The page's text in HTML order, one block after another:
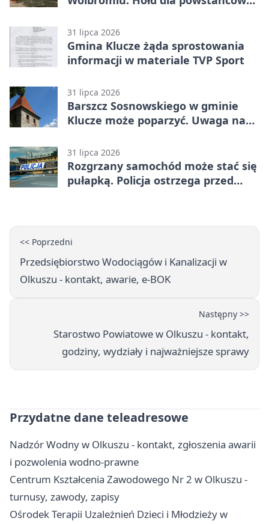
31 lipca 2026
Gmina Klucze żąda sprostowania
informacji w materiale TVP Sport
31 lipca 2026
Barszcz Sosnowskiego w gminie
Klucze może poparzyć. Uwaga na
31 lipca 2026
Rozgrzany samochód może stać się
pułapką. Policja ostrzega przed
<< Poprzedni
Przedsiębiorstwo Wodociągów i Kanalizacji w
Olkuszu - kontakt, awarie, e-BOK
Następny >>
Starostwo Powiatowe w Olkuszu - kontakt,
godziny, wydziały i najważniejsze sprawy
Przydatne dane teleadresowe
Nadzór Wodny w Olkuszu - kontakt, zgłoszenia awarii
i pozwolenia wodno-prawne
Centrum Kształcenia Zawodowego Nr 2 w Olkuszu -
turnusy, zawody, zapisy
Ośrodek Terapii Uzależnień Dzieci i Młodzieży w